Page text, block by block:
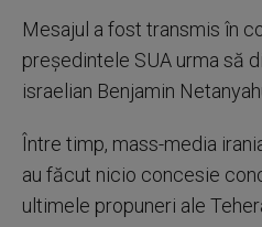
Mesajul a fost transmis în
preşedintele SUA urma să
israelian Benjamin
Între timp, mass-media
au făcut nicio concesie
ultimele propuneri ale